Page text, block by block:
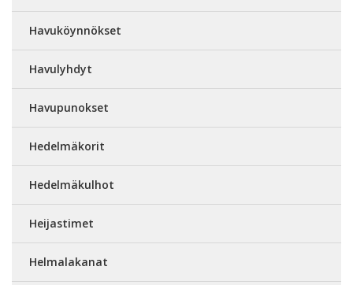
Havuköynnökset
Havulyhdyt
Havupunokset
Hedelmäkorit
Hedelmäkulhot
Heijastimet
Helmalakanat